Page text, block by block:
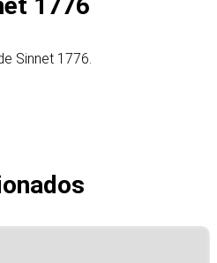
1776
Sinnet 1776